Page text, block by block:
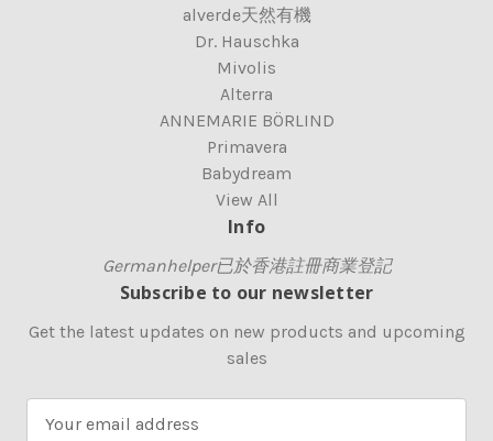
alverde天然有機
Dr. Hauschka
Mivolis
Alterra
ANNEMARIE BÖRLIND
Primavera
Babydream
View All
Info
Germanhelper已於香港註冊商業登記
Subscribe to our newsletter
Get the latest updates on new products and upcoming
sales